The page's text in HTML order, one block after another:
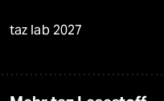
taz lab 2027